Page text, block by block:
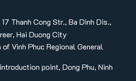
Thanh Cong Str., Ba Dinh Dis.,
Hai Duong City
Vinh Phuc Regional General
point, Dong Phu, Ninh